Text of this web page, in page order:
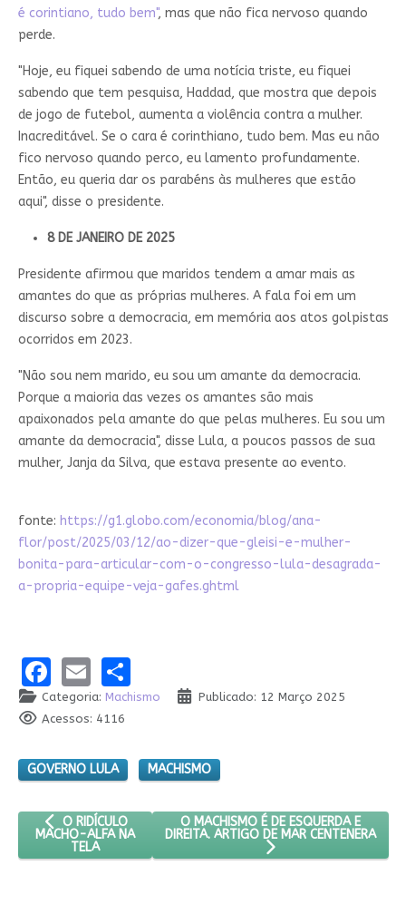
é corintiano, tudo bem", mas que não fica nervoso quando
perde.
"Hoje, eu fiquei sabendo de uma notícia triste, eu fiquei
sabendo que tem pesquisa, Haddad, que mostra que depois
de jogo de futebol, aumenta a violência contra a mulher.
Inacreditável. Se o cara é corinthiano, tudo bem. Mas eu não
fico nervoso quando perco, eu lamento profundamente.
Então, eu queria dar os parabéns às mulheres que estão
aqui", disse o presidente.
8 DE JANEIRO DE 2025
Presidente afirmou que maridos tendem a amar mais as
amantes do que as próprias mulheres. A fala foi em um
discurso sobre a democracia, em memória aos atos golpistas
ocorridos em 2023.
"Não sou nem marido, eu sou um amante da democracia.
Porque a maioria das vezes os amantes são mais
apaixonados pela amante do que pelas mulheres. Eu sou um
amante da democracia", disse Lula, a poucos passos de sua
mulher, Janja da Silva, que estava presente ao evento.
fonte: https://g1.globo.com/economia/blog/ana-
flor/post/2025/03/12/ao-dizer-que-gleisi-e-mulher-
bonita-para-articular-com-o-congresso-lula-desagrada-
a-propria-equipe-veja-gafes.ghtml
Facebook
EmailShare
Categoria: Machismo
Publicado: 12 Março 2025
Acessos: 4116
GOVERNO LULA MACHISMO
ARTIGO ANTERIOR: O RIDÍCULO MACHO-ALFA NA TELA
O RIDÍCULO
MACHO-ALFA NA
TELA
PRÓXIMO ARTIGO: O MACHISMO É DE
O MACHISMO É DE ESQUERDA E
DIREITA. ARTIGO DE MAR CENTENERA